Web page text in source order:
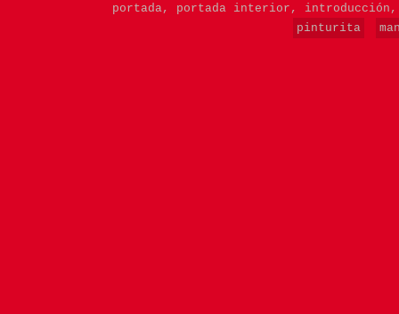
portada, portada interior,
pinturita